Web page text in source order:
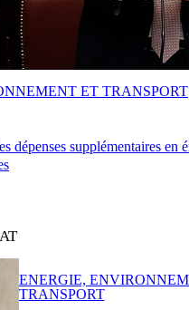
dépenses supplémentaires en
ET TRANSPORT
ENERGIE,
TRANSPORT